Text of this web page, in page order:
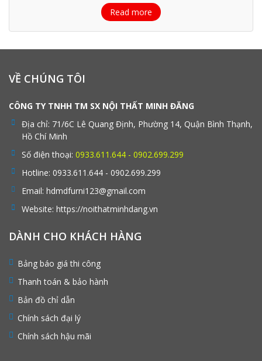
Read more
VỀ CHÚNG TÔI
CÔNG TY TNHH TM SX NỘI THẤT MINH ĐĂNG
Địa chỉ: 71/6C Lê Quang Định, Phường 14, Quận Bình Thạnh,
Hồ Chí Minh
Số điện thoại: 0933.611.644 - 0902.699.299
Hotline: 0933.611.644 - 0902.699.299
Email: hdmdfurni123@gmail.com
Website: https://noithatminhdang.vn
DÀNH CHO KHÁCH HÀNG
Bảng báo giá thi công
Thanh toán & bảo hành
Bản đồ chỉ dẫn
Chính sách đại lý
Chính sách hậu mãi